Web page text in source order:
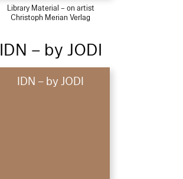
Library Material – on artist
Christoph Merian Verlag
IDN – by JODI
IDN – by JODI